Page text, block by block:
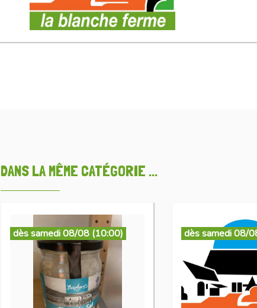
DANS LA MÊME CATÉGORIE ...
dès samedi 08/08 (10:00) dès samedi 08/